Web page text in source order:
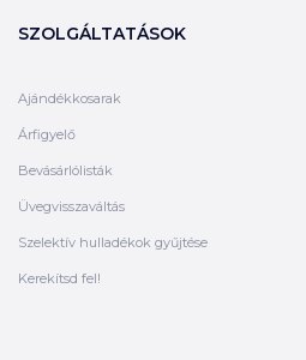
SZOLGÁLTATÁSOK
Ajándékkosarak
Árfigyelő
Bevásárlólisták
Üvegvisszaváltás
Szelektív hulladékok gyűjtése
Kerekítsd fel!